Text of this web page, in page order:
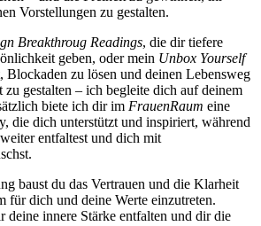
Vorstellungen zu gestalten.
Breakthroug Readings, die dir tiefere
geben, oder mein Unbox Yourself
zu lösen und deinen Lebensweg
zu gestalten – ich begleite dich auf deinem
biete ich dir im FrauenRaum eine
die dich unterstützt und inspiriert, während
entfaltest und dich mit
baust du das Vertrauen und die Klarheit
für dich und deine Werte einzutreten.
deine innere Stärke entfalten und dir die